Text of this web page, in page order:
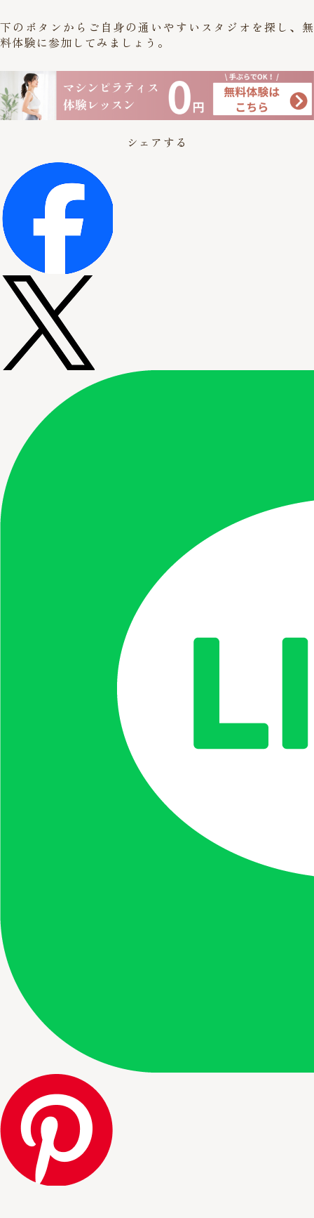
下のボタンからご自身の通いやすいスタジオを探し、無
料体験に参加してみましょう。
シェアする